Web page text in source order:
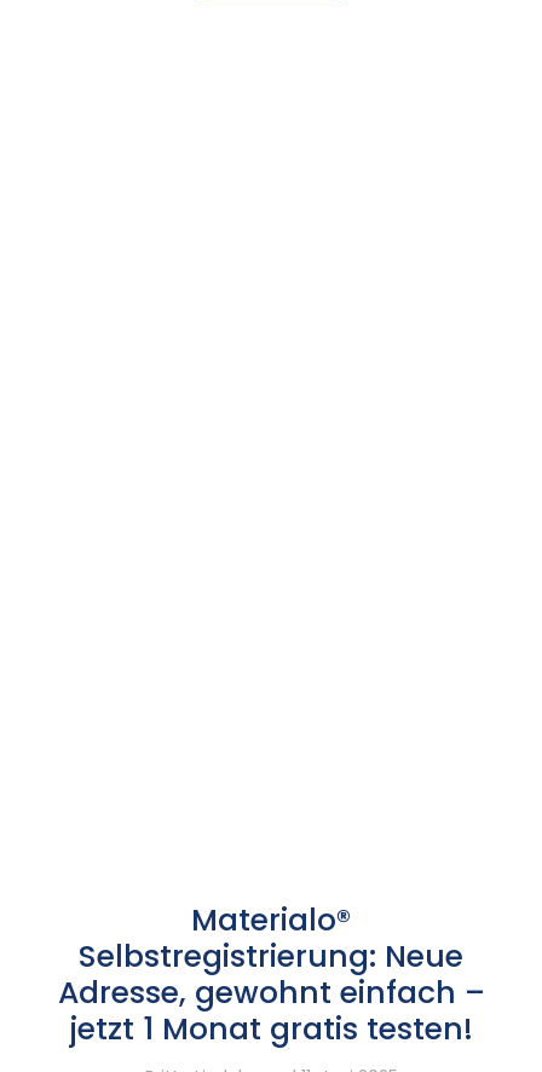
Materialo®
Selbstregistrierung: Neue
Adresse, gewohnt einfach –
jetzt 1 Monat gratis testen!